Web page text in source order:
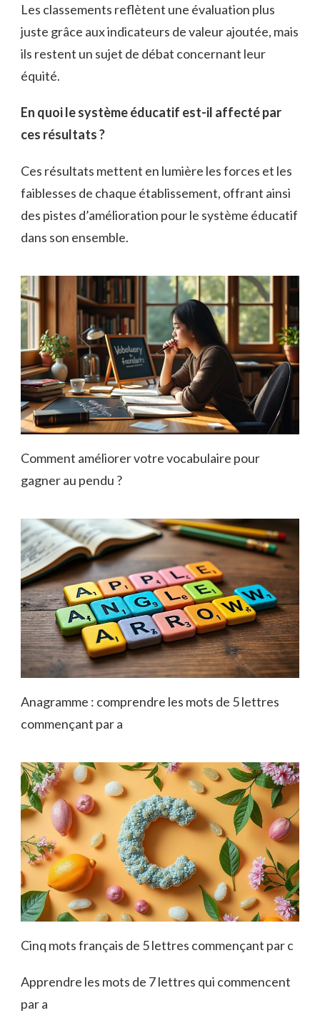
Les classements reflètent une évaluation plus
juste grâce aux indicateurs de valeur ajoutée, mais
ils restent un sujet de débat concernant leur
équité.
En quoi le système éducatif est-il affecté par
ces résultats ?
Ces résultats mettent en lumière les forces et les
faiblesses de chaque établissement, offrant ainsi
des pistes d’amélioration pour le système éducatif
dans son ensemble.
Comment améliorer votre vocabulaire pour
gagner au pendu ?
Anagramme : comprendre les mots de 5 lettres
commençant par a
Cinq mots français de 5 lettres commençant par c
Apprendre les mots de 7 lettres qui commencent
par a